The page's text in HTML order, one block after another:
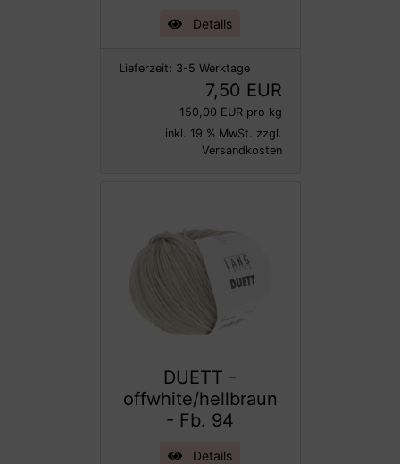
Details
Lieferzeit: 3-5 Werktage
7,50 EUR
150,00 EUR pro kg
inkl. 19 % MwSt. zzgl.
Versandkosten
DUETT -
offwhite/hellbraun
- Fb. 94
Details